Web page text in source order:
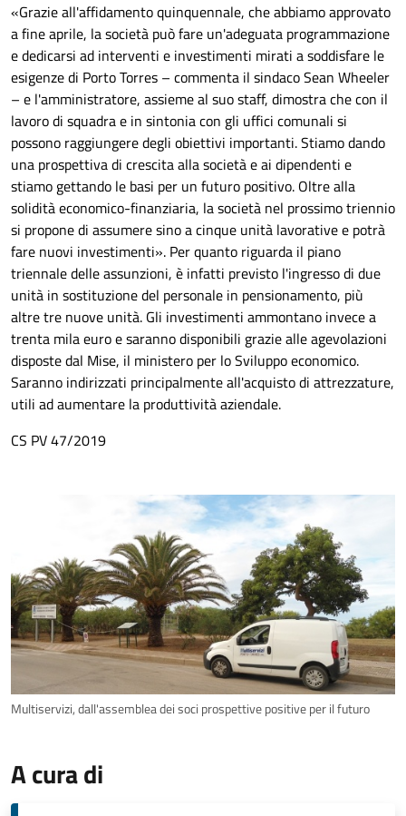
«Grazie all'affidamento quinquennale, che abbiamo approvato
afine aprile, la società può fare un'adeguata programmazione
e dedicarsi ad interventi e investimenti mirati a soddisfare le
esigenze di Porto Torres – commenta il sindaco Sean Wheeler
– e l'amministratore, assieme al suo staff, dimostra che con il
lavorodi squadra e in sintonia con gli uffici comunali si
possono raggiungere degli obiettivi importanti. Stiamo dando
una prospettiva di crescitaalla società e ai dipendenti e
stiamo gettando le basi per un futuro positivo. Oltre alla
solidità economico-finanziaria, la società nel prossimo triennio
si propone di assumere sino a cinque unità lavorative e potrà
fare nuovi investimenti». Per quanto riguarda il piano
triennale delle assunzioni, è infatti previsto l'ingresso di due
unità in sostituzione del personale in pensionamento, più
altre tre nuove unità. Gli investimenti ammontano invece a
trenta mila euro esaranno disponibili grazie alle agevolazioni
disposte dal Mise, il ministero per lo Sviluppo economico.
Saranno indirizzati principalmente all'acquisto di attrezzature,
utili ad aumentare la produttività aziendale.
CS PV 47/2019
Multiservizi, dall'assemblea dei soci prospettive positive per il futuro
A cura di